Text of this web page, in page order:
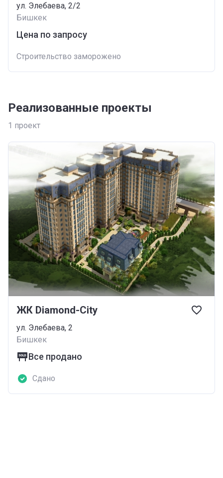
ул. Элебаева, 2/2
Бишкек
Цена по запросу
Строительство заморожено
Реализованные проекты
1 проект
ЖК Diamond-City
ул. Элебаева, 2
Бишкек
Все продано
Сдано